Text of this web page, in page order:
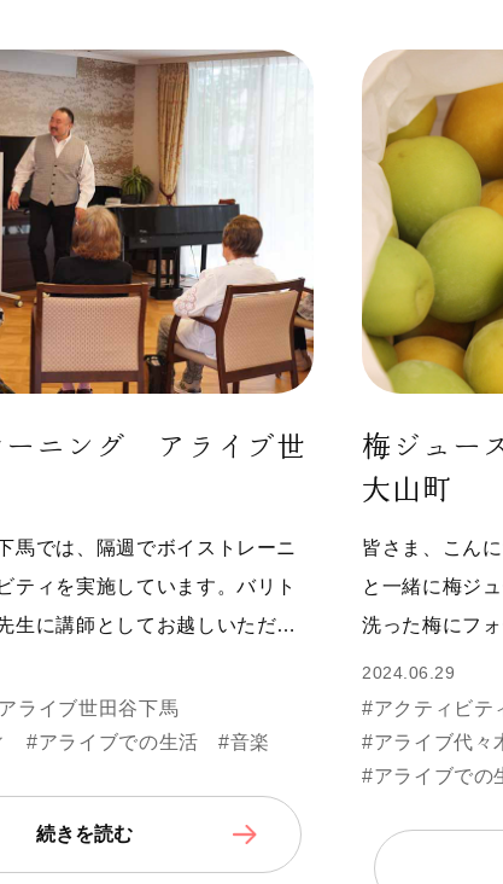
ーニング アライブ世
馬では、隔週でボイストレーニ
ティを実施しています。バリト
生に講師としてお越しいただ…
ライブ世田谷下馬
#アライブでの生活 #音楽
続きを読む
梅ジュー
大山町
皆さま、こん
と一緒に梅ジ
洗った梅にフ
2024.06.29
#アクティビテ
#アライブ代々
#アライブでの